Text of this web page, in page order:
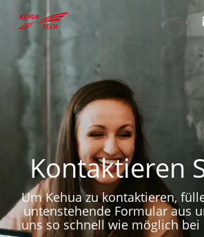
Kontaktieren
Um Kehua zu kontaktieren,
untenstehende Formular aus
uns so schnell wie möglich